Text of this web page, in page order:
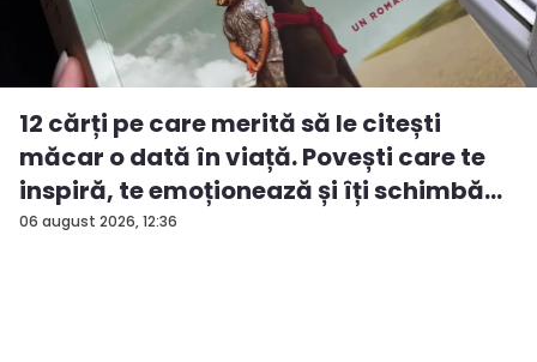
06 august 2026, 12:36
12 cărți pe care merită să le citești
măcar o dată în viață. Povești care te
inspiră, te emoționează și îți schimbă...